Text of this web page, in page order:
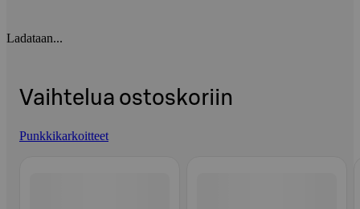
Ladataan...
Vaihtelua ostoskoriin
Punkkikarkoitteet